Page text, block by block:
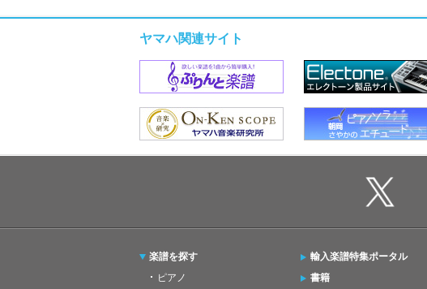
ヤマハ関連サイト
楽譜を探す
ピアノ
輸入楽譜特集ポータル
書籍